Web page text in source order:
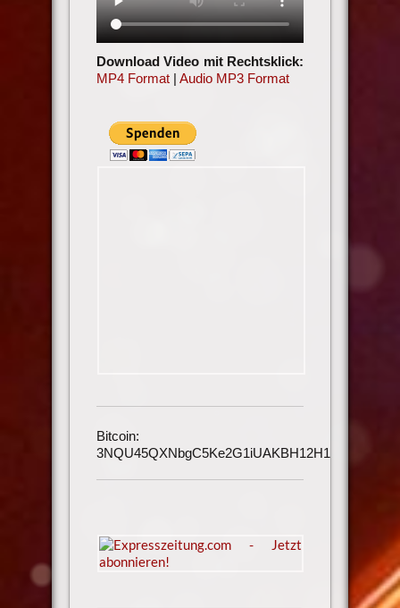
Download Video mit Rechtsklick:
MP4 Format| Audio MP3 Format
Bitcoin:
3NQU45QXNbgC5Ke2G1iUAKBH12H1h3UmAu